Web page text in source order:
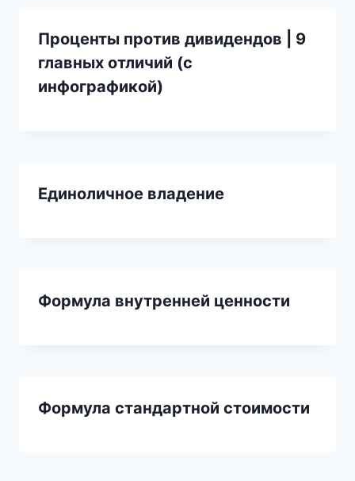
Проценты против дивидендов | 9
главных отличий (с
инфографикой)
Единоличное владение
Формула внутренней ценности
Формула стандартной стоимости